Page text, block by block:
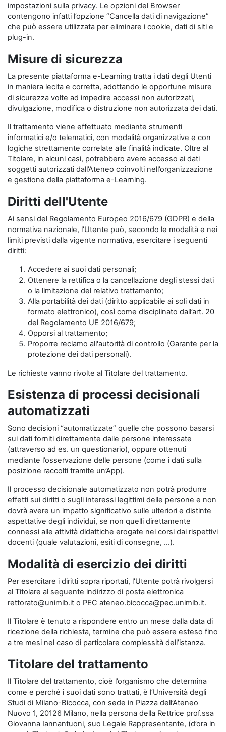
impostazioni sulla privacy. Le opzioni del Browser
contengono infatti l’opzione “Cancella dati di navigazione”
che può essere utilizzata per eliminare i cookie, dati di siti e
plug-in.
Misure di sicurezza
La presente piattaforma e-Learning tratta i dati degli Utenti
in maniera lecita e corretta, adottando le opportune misure
di sicurezza volte ad impedire accessi non autorizzati,
divulgazione, modifica o distruzione non autorizzata dei dati.
Il trattamento viene effettuato mediante strumenti
informatici e/o telematici, con modalità organizzative e con
logiche strettamente correlate alle finalità indicate. Oltre al
Titolare, in alcuni casi, potrebbero avere accesso ai dati
soggetti autorizzati dall’Ateneo coinvolti nell’organizzazione
e gestione della piattaforma e-Learning.
Diritti dell'Utente
Ai sensi del Regolamento Europeo 2016/679 (GDPR) e della
normativa nazionale, l'Utente può, secondo le modalità e nei
limiti previsti dalla vigente normativa, esercitare i seguenti
diritti:
Accedere ai suoi dati personali;
Ottenere la rettifica o la cancellazione degli stessi dati
o la limitazione del relativo trattamento;
Alla portabilità dei dati (diritto applicabile ai soli dati in
formato elettronico), così come disciplinato dall’art. 20
del Regolamento UE 2016/679;
Opporsi al trattamento;
Proporre reclamo all'autorità di controllo (Garante per la
protezione dei dati personali).
Le richieste vanno rivolte al Titolare del trattamento.
Esistenza di processi decisionali
automatizzati
Sono decisioni “automatizzate” quelle che possono basarsi
sui dati forniti direttamente dalle persone interessate
(attraverso ad es. un questionario), oppure ottenuti
mediante l’osservazione delle persone (come i dati sulla
posizione raccolti tramite un’App).
Il processo decisionale automatizzato non potrà produrre
effetti sui diritti o sugli interessi legittimi delle persone e non
dovrà avere un impatto significativo sulle ulteriori e distinte
aspettative degli individui, se non quelli direttamente
connessi alle attività didattiche erogate nei corsi dai rispettivi
docenti (quale valutazioni, esiti di consegne, …).
Modalità di esercizio dei diritti
Per esercitare i diritti sopra riportati, l'Utente potrà rivolgersi
al Titolare al seguente indirizzo di posta elettronica
rettorato@unimib.it o PEC ateneo.bicocca@pec.unimib.it.
Il Titolare è tenuto a rispondere entro un mese dalla data di
ricezione della richiesta, termine che può essere esteso fino
a tre mesi nel caso di particolare complessità dell’istanza.
Titolare del trattamento
Il Titolare del trattamento, cioè l’organismo che determina
come e perché i suoi dati sono trattati, è l’Università degli
Studi di Milano-Bicocca, con sede in Piazza dell’Ateneo
Nuovo 1, 20126 Milano, nella persona della Rettrice prof.ssa
Giovanna Iannantuoni, suo Legale Rappresentante, (d’ora in